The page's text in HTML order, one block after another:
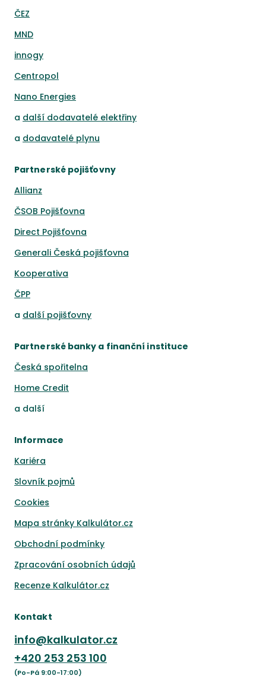
ČEZ
MND
innogy
Centropol
Nano Energies
a další dodavatelé elektřiny
a dodavatelé plynu
Partnerské pojišťovny
Allianz
ČSOB Pojišťovna
Direct Pojišťovna
Generali Česká pojišťovna
Kooperativa
ČPP
a další pojišťovny
Partnerské banky a finanční instituce
Česká spořitelna
Home Credit
a další
Informace
Kariéra
Slovník pojmů
Cookies
Mapa stránky Kalkulátor.cz
Obchodní podmínky
Zpracování osobních údajů
Recenze Kalkulátor.cz
Kontakt
info@kalkulator.cz
+420 253 253 100
(Po-Pá 9:00-17:00)